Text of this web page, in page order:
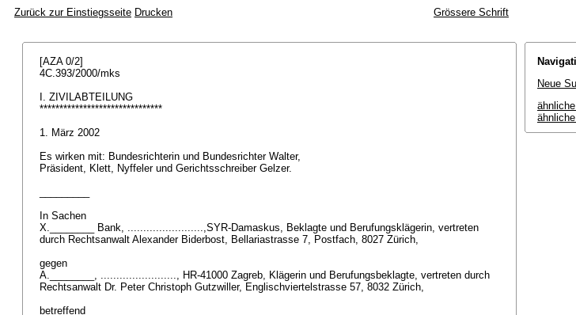
Zurück zur Einstiegsseite Drucken Grössere Schrift
[AZA 0/2]
4C.393/2000/mks
I. ZIVILABTEILUNG
*******************************
1. März 2002
Es wirken mit: Bundesrichterin und Bundesrichter Walter,
Präsident, Klett, Nyffeler und Gerichtsschreiber Gelzer.
In Sachen
X.________ Bank, ........................,SYR-Damaskus, Beklagte und Berufungsklägerin, vertreten
durch Rechtsanwalt Alexander Biderbost, Bellariastrasse 7, Postfach, 8027 Zürich,
gegen
A.________, ........................, HR-41000 Zagreb, Klägerin und Berufungsbeklagte, vertreten durch
Rechtsanwalt Dr. Peter Christoph Gutzwiller, Englischviertelstrasse 57, 8032 Zürich,
betreffend
Neue